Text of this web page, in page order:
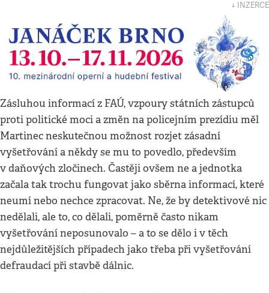
↓ INZERCE
Zásluhou informací z FAÚ, vzpoury státních zástupců
proti politické moci a změn na policejním prezídiu měl
Martinec neskutečnou možnost rozjet zásadní
vyšetřování a někdy se mu to povedlo, především
v daňových zločinech. Častěji ovšem ne a jednotka
začala tak trochu fungovat jako sběrna informací, které
neumí nebo nechce zpracovat. Ne, že by detektivové nic
nedělali, ale to, co dělali, poměrně často nikam
vyšetřování neposunovalo – a to se dělo i v těch
nejdůležitějších případech jako třeba při vyšetřování
defraudací při stavbě dálnic.